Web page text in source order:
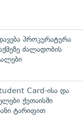
პროკურატურა
ძალადობის
Card-ისა და
ქუთაისში
ტარიფით